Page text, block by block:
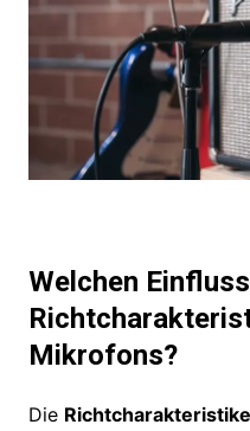
Welchen
Mikrofons?
Die Richtcharakteristike